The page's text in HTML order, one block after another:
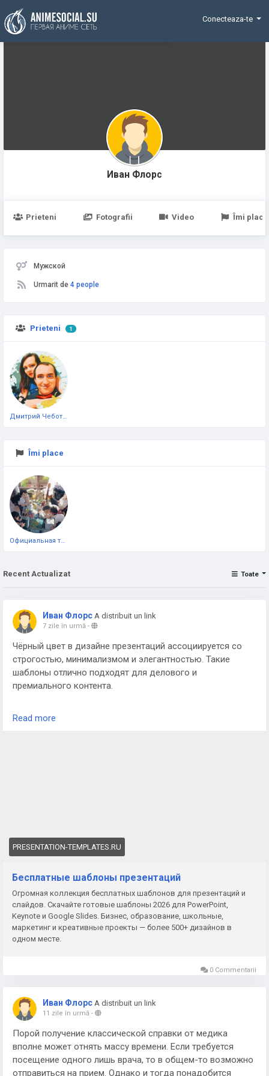
Funding
Conecteaza-te
Иван Флорс
Prieteni Fotografii Video Îmi place
Мужской
Urmarit de 4 people
Prieteni 1
Îmi place
Официальная тестовая страница
Recent Actualizat Toate
Иван Флорс A distribuit un link
7 zile în urmă -
Чёрный цвет в дизайне презентаций ассоциируется со
строгостью, минимализмом и элегантностью. Такие
шаблоны отлично подходят для делового и
премиального контента.
На сайте
серьёзное впечатление.
Преимущества чёрных макетов
• выразительный контраст текста и фона;
• премиальный внешний вид;
Такие шаблоны — отличный выбор, когда нужно
выделиться среди типовых светлых презентаций и
добавить выступлению визуальной силы.
Read more
PRESENTATION-TEMPLATES.RU
Бесплатные шаблоны презентаций
Огромная коллекция бесплатных шаблонов для презентаций и
слайдов. Скачайте готовые шаблоны 2026 для PowerPoint,
Keynote и Google Slides. Бизнес, образование, школьные,
маркетинг и креативные проекты — более 500+ дизайнов в
одном месте.
0 Commentarii
Иван Флорс A distribuit un link
11 zile în urmă -
Порой получение классической справки от медика
вполне может отнять массу времени. Если требуется
посещение одного лишь врача, то в общем-то возможно
отправиться на прием. Однако и тогда понадобится